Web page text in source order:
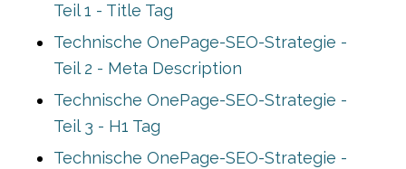
Teil 1 - Title Tag
Technische OnePage-SEO-Strategie -
Teil 2 - Meta Description
Technische OnePage-SEO-Strategie -
Teil 3 - H1 Tag
Technische OnePage-SEO-Strategie -